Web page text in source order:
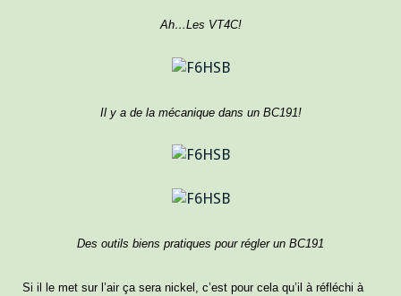
Ah…Les VT4C!
Il y a de la mécanique dans un BC191!
Des outils biens pratiques pour régler un BC191
Si il le met sur l’air ça sera nickel, c’est pour cela qu’il à réfléchi à